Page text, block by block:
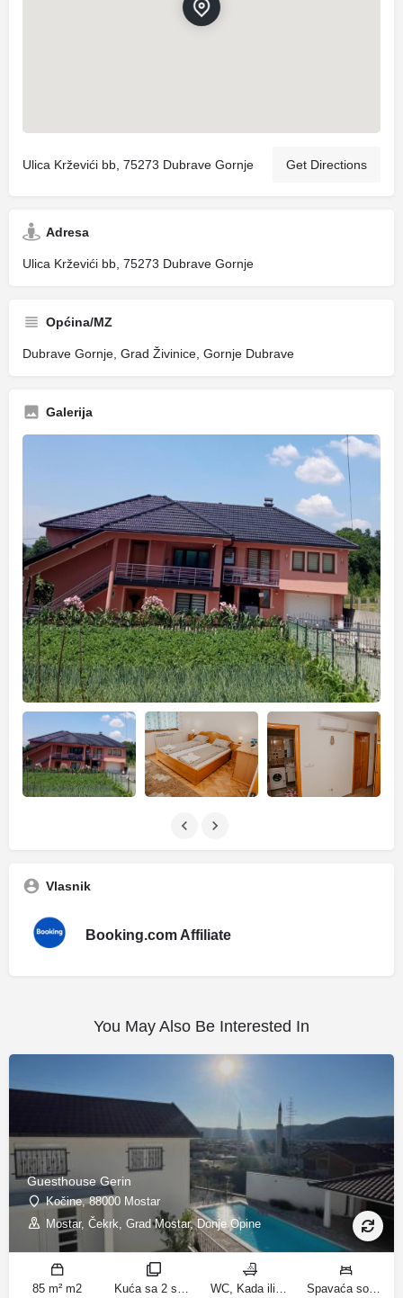
Ulica Krževići bb, 75273 Dubrave Gornje Get Directions
Adresa
Ulica Krževići bb, 75273 Dubrave Gornje
Općina/MZ
Dubrave Gornje, Grad Živinice, Gornje Dubrave
Galerija
Vlasnik
Booking.com Affiliate
You May Also Be Interested In
Guesthouse Gerin
Kočine, 88000 Mostar
Mostar, Čekrk, Grad Mostar, Donje Opine
85 m² m2